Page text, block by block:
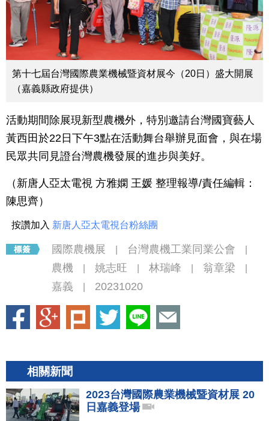
第十七屆台灣國際農業機械暨資材展今（20日）盛大開展
（嘉義縣政府提供）
活動期間除展現新型農機外，特別邀請台灣國寶藝人
黃西田於22日下午3點在活動舞台舉辦見面會，與在場
民眾共同見證台灣農機發展的進步與美好。
（新唐人亞太電視 方雅嫻 王媛 整理報導/責任編輯：
陳思齊）
按讚加入 新唐人亞太電視台粉絲團
國際農機展 台灣農機工業同業公會
農機 姚志旺 林瑞峰 翁章梁
嘉義 20231020
相關新聞
2023台灣國際農業機械暨資材展 20
日嘉義登場